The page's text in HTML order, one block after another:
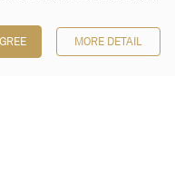
MORE DETAIL